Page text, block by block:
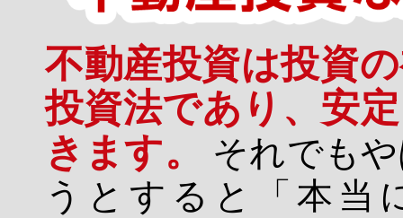
不動産投資は投資
投資法であり、安
きます。
それでも
うとすると「本当